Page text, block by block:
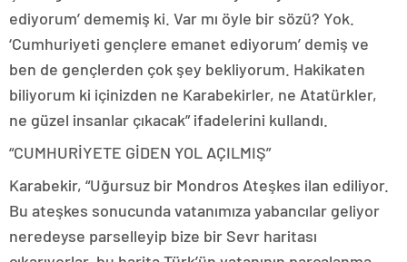
ediyorum’ dememiş ki. Var mı öyle bir sözü? Yok.
‘Cumhuriyeti gençlere emanet ediyorum’ demiş ve
ben de gençlerden çok şey bekliyorum. Hakikaten
biliyorum ki içinizden ne Karabekirler, ne Atatürkler,
ne güzel insanlar çıkacak” ifadelerini kullandı.
“CUMHURİYETE GİDEN YOL AÇILMIŞ”
Karabekir, “Uğursuz bir Mondros Ateşkes ilan ediliyor.
Bu ateşkes sonucunda vatanımıza yabancılar geliyor
neredeyse parselleyip bize bir Sevr haritası